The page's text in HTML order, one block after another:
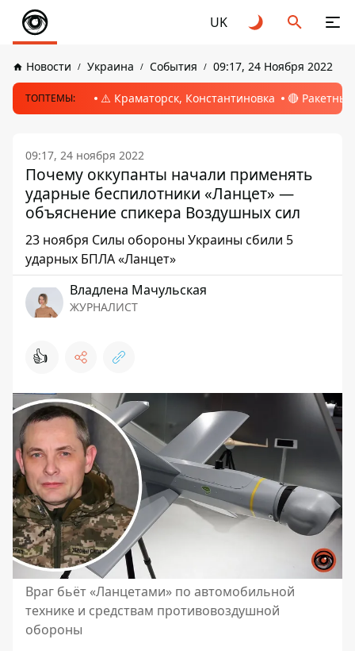
UK
Новости Украина События 09:17, 24 Ноября 2022
ТОПТЕМЫ: ⚠️ Краматорск, Константиновка 🔴
09:17, 24 ноября 2022
Почему оккупанты начали применять
ударные беспилотники «Ланцет» —
объяснение спикера Воздушных сил
23 ноября Силы обороны Украины сбили 5
ударных БПЛА «Ланцет»
Владлена Мачульская
ЖУРНАЛИСТ
👍
Враг бьёт «Ланцетами» по автомобильной
технике и средствам противовоздушной
обороны